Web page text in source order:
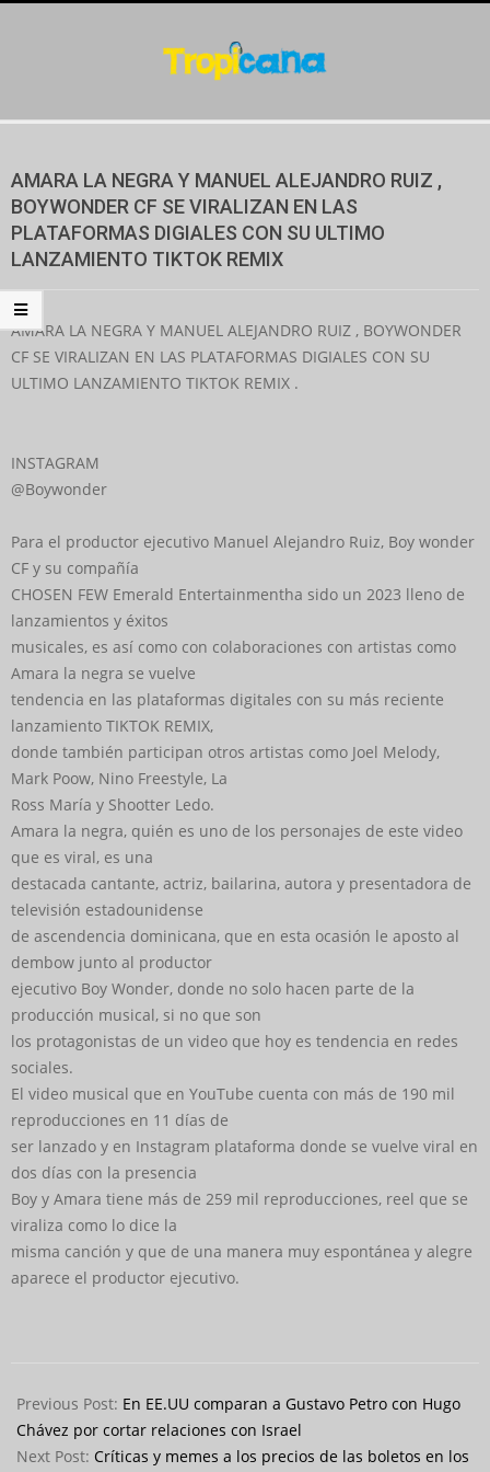
Menu
AMARA LA NEGRA Y MANUEL ALEJANDRO RUIZ ,
BOYWONDER CF SE VIRALIZAN EN LAS
PLATAFORMAS DIGIALES CON SU ULTIMO
LANZAMIENTO TIKTOK REMIX
AMARA LA NEGRA Y MANUEL ALEJANDRO RUIZ , BOYWONDER
CF SE VIRALIZAN EN LAS PLATAFORMAS DIGIALES CON SU
ULTIMO LANZAMIENTO TIKTOK REMIX .
INSTAGRAM
@Boywonder
Para el productor ejecutivo Manuel Alejandro Ruiz, Boy wonder
CF y su compañía
CHOSEN FEW Emerald Entertainmentha sido un 2023 lleno de
lanzamientos y éxitos
musicales, es así como con colaboraciones con artistas como
Amara la negra se vuelve
tendencia en las plataformas digitales con su más reciente
lanzamiento TIKTOK REMIX,
donde también participan otros artistas como Joel Melody,
Mark Poow, Nino Freestyle, La
Ross María y Shootter Ledo.
Amara la negra, quién es uno de los personajes de este video
que es viral, es una
destacada cantante, actriz, bailarina, autora y presentadora de
televisión estadounidense
de ascendencia dominicana, que en esta ocasión le aposto al
dembow junto al productor
ejecutivo Boy Wonder, donde no solo hacen parte de la
producción musical, si no que son
los protagonistas de un video que hoy es tendencia en redes
sociales.
El video musical que en YouTube cuenta con más de 190 mil
reproducciones en 11 días de
ser lanzado y en Instagram plataforma donde se vuelve viral en
dos días con la presencia
Boy y Amara tiene más de 259 mil reproducciones, reel que se
viraliza como lo dice la
misma canción y que de una manera muy espontánea y alegre
aparece el productor ejecutivo.
10-
17
Previous Post: En EE.UU comparan a Gustavo Petro con Hugo
Chávez por cortar relaciones con Israel
Next Post: Críticas y memes a los precios de las boletos en los